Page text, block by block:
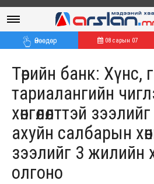
Өнөөдөр 08 сарын 07
Төрийн банк: Хүнс,
тариалангийн
хөнгөлөлттэй
ахуйн салбарын
зээлийг 3 жилийн
олгоно